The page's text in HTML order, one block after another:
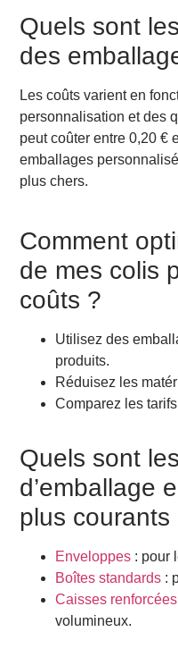
Quels sont
des
Les coûts varient en
personnalisation et des
peut coûter entre 0,20 €
emballages
plus chers.
Comment
de mes colis
coûts ?
Utilisez des
produits.
Réduisez les
Comparez les
Quels sont
d’emballage
plus courants
Enveloppes : pour
Boîtes standards :
Caisses renforcées
volumineux.